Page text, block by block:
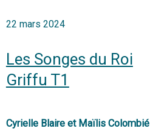
22 mars 2024
Les Songes du Roi
Griffu T1
Cyrielle Blaire et Maïlis Colombié